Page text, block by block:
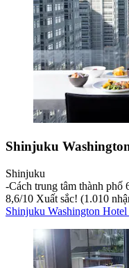
Shinjuku
Shinjuku
‐Cách trung tâm thành phố
8,6/10 Xuất sắc! (1.010
Shinjuku Washington